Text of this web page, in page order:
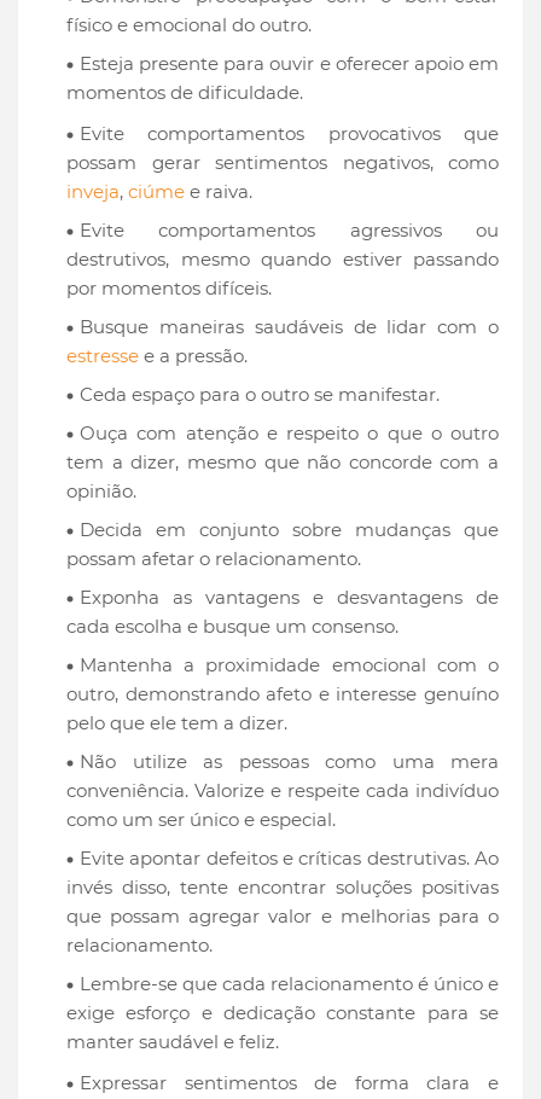
físico e emocional do outro.
Esteja presente para ouvir e oferecer apoio em
momentos de dificuldade.
Evite comportamentos provocativos que
possam gerar sentimentos negativos, como
inveja, ciúme e raiva.
Evite comportamentos agressivos ou
destrutivos, mesmo quando estiver passando
por momentos difíceis.
Busque maneiras saudáveis de lidar com o
estresse e a pressão.
Ceda espaço para o outro se manifestar.
Ouça com atenção e respeito o que o outro
tem a dizer, mesmo que não concorde com a
opinião.
Decida em conjunto sobre mudanças que
possam afetar o relacionamento.
Exponha as vantagens e desvantagens de
cada escolha e busque um consenso.
Mantenha a proximidade emocional com o
outro, demonstrando afeto e interesse genuíno
pelo que ele tem a dizer.
Não utilize as pessoas como uma mera
conveniência. Valorize e respeite cada indivíduo
como um ser único e especial.
Evite apontar defeitos e críticas destrutivas. Ao
invés disso, tente encontrar soluções positivas
que possam agregar valor e melhorias para o
relacionamento.
Lembre-se que cada relacionamento é único e
exige esforço e dedicação constante para se
manter saudável e feliz.
Expressar sentimentos de forma clara e